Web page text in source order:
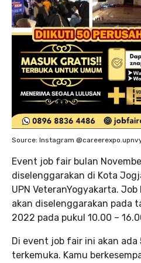
Source: Instagram
Event job fair bulan
diselenggarakan di Kota
UPN VeteranYogyakarta.
akan diselenggarakan pada
2022 pada pukul 10.00 –
Di event job fair ini akan ada
terkemuka. Kamu